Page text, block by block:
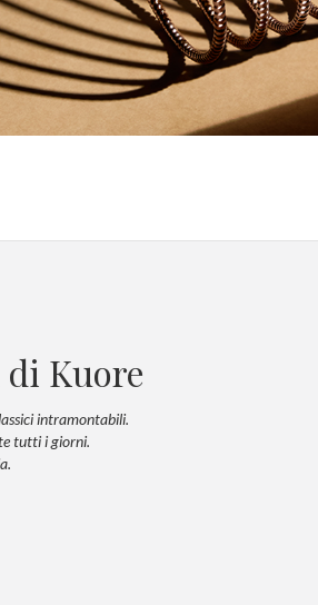
Kuore
intramontabili.
tutti i giorni.